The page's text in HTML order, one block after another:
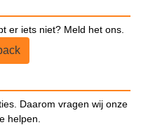
er iets niet? Meld het ons.
Daarom vragen wij onze
helpen.